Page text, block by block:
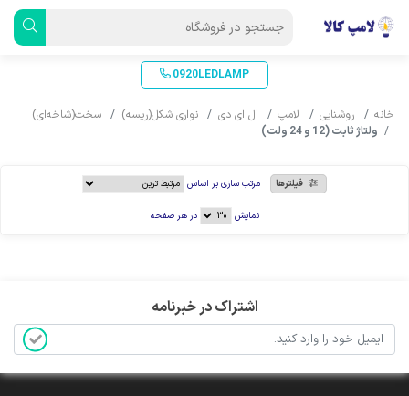
0920LEDLAMP
خانه روشنایی لامپ ال ای دی نواری شکل(ریسه)
سخت(شاخه‌ای)
ولتاژ ثابت (12 و 24 ولت)
فیلترها مرتب سازی بر اساس
نمایش در هر صفحه
اشتراک در خبرنامه